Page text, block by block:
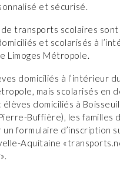
et sécurisé.
transports scolaires
et scolarisés à
Limoges Métropole.
domiciliés à l’intérieur
mais scolarisés en
domiciliés à
Buffière), les familles
formulaire d’inscription
Aquitaine